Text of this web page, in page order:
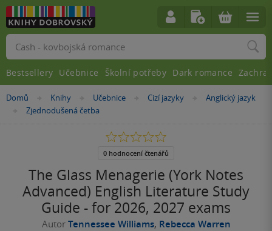
Nacházíte
Domů »Knihy »Učebnice »
Cizí jazyky »Anglický jazyk
»
Zjednodušená četba
The Glass Menagerie (York Notes
Advanced) English Literature Study
Guide - for 2026, 2027 exams
Autor Tennessee Williams, Rebecca Warren
0.0
5
0 hodnocení čtenářů
Vyhledávání
Bestsellery Učebnice Školní potřeby Dark romance